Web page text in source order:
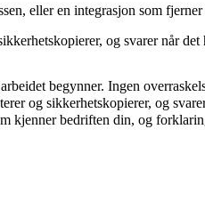
eller en integrasjon som
og svarer når
begynner. Ingen
og sikkerhetskopierer, og
kjenner bedriften din, og